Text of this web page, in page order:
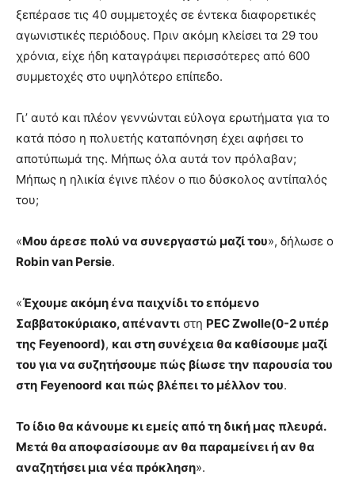
ξεπέρασε τις 40 συμμετοχές σε έντεκα διαφορετικές
αγωνιστικές περιόδους. Πριν ακόμη κλείσει τα 29 του
χρόνια, είχε ήδη καταγράψει περισσότερες από 600
συμμετοχές στο υψηλότερο επίπεδο.
Γι’ αυτό και πλέον γεννώνται εύλογα ερωτήματα για το
κατά πόσο η πολυετής καταπόνηση έχει αφήσει το
αποτύπωμά της. Μήπως όλα αυτά τον πρόλαβαν;
Μήπως η ηλικία έγινε πλέον ο πιο δύσκολος αντίπαλός
του;
«Μου άρεσε πολύ να συνεργαστώ μαζί του», δήλωσε ο
Robin van Persie.
«Έχουμε ακόμη ένα παιχνίδι το επόμενο
Σαββατοκύριακο, απέναντι στη PEC Zwolle(0-2 υπέρ
της Feyenoord), και στη συνέχεια θα καθίσουμε μαζί
του για να συζητήσουμε πώς βίωσε την παρουσία του
στη Feyenoord και πώς βλέπει το μέλλον του.
Το ίδιο θα κάνουμε κι εμείς από τη δική μας πλευρά.
Μετά θα αποφασίσουμε αν θα παραμείνει ή αν θα
αναζητήσει μια νέα πρόκληση».